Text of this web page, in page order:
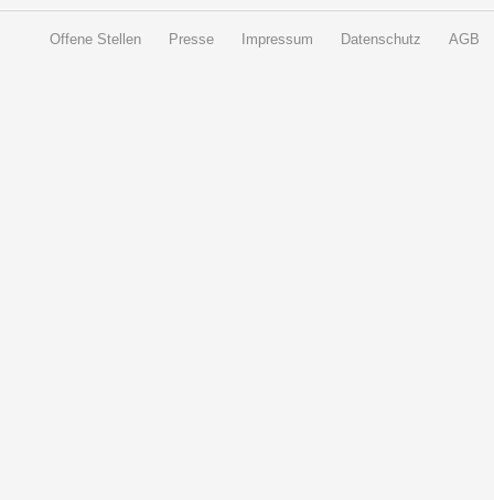
Offene Stellen Presse Impressum Datenschutz AGB